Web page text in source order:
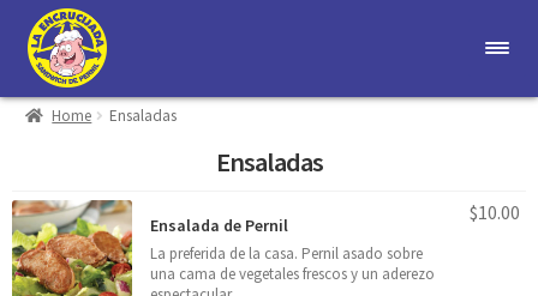
Skip
to
navigation
Skip
to
content
Mi cuenta
Contacto
Home Ensaladas
Ensaladas
Ensalada de Pernil
$10.00
La preferida de la casa. Pernil asado sobre
una cama de vegetales frescos y un aderezo